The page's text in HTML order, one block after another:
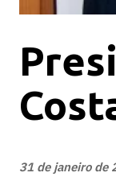
31 de janeiro de